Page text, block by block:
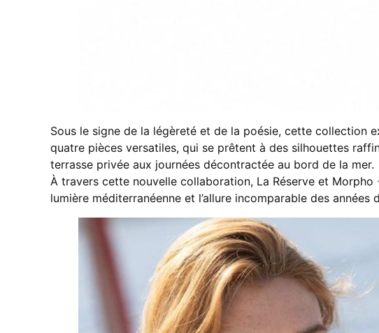
Sous le signe de la légèreté et de la poésie, cette collection
quatre pièces versatiles, qui se prêtent à des silhouettes
terrasse privée aux journées décontractée au bord de la mer.
À travers cette nouvelle collaboration, La Réserve et
lumière méditerranéenne et l’allure incomparable des